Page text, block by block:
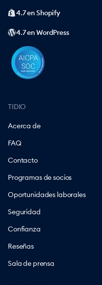
TIDIO
Acerca de
FAQ
Contacto
Programas de socios
Oportunidades laborales
Seguridad
Confianza
Reseñas
Sala de prensa
4.7 en Shopify
4.7 en WordPress